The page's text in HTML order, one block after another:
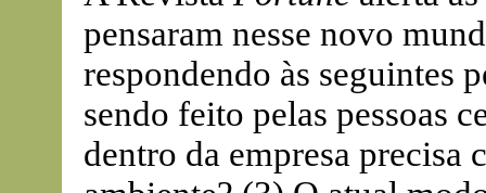
pensaram nesse novo
respondendo às seguintes
sendo feito pelas pessoas
dentro da empresa precisa